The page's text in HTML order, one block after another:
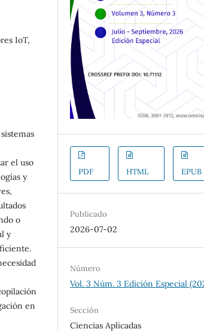
IoT,
el uso
y
o
y
en
PDF HTML EPUB
Publicado
2026-07-02
Número
Vol. 3 Núm. 3 Edición Especial
Sección
Ciencias Aplicadas